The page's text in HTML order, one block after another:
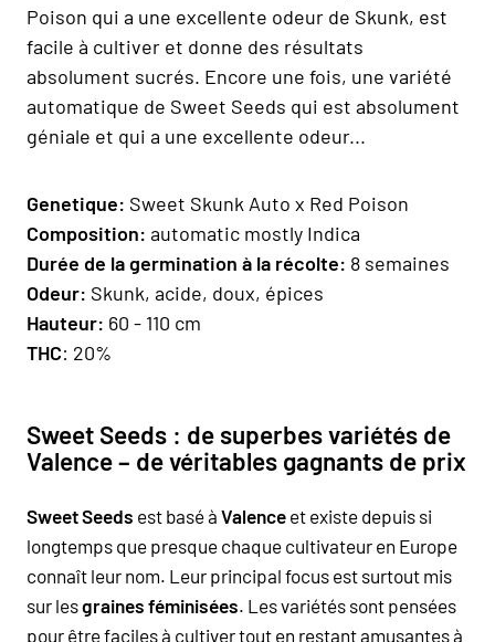
Poison qui a une excellente odeur de Skunk, est
facile à cultiver et donne des résultats
absolument sucrés. Encore une fois, une variété
automatique de Sweet Seeds qui est absolument
géniale et qui a une excellente odeur...
Genetique: Sweet Skunk Auto x Red Poison
Composition: automatic mostly Indica
Durée de la germination à la récolte: 8 semaines
Odeur: Skunk, acide, doux, épices
Hauteur: 60 - 110 cm
THC: 20%
Sweet Seeds : de superbes variétés de
Valence – de véritables gagnants de prix
Sweet Seeds est basé à Valence et existe depuis si
longtemps que presque chaque cultivateur en Europe
connaît leur nom. Leur principal focus est surtout mis
sur lesgraines féminisées. Les variétés sont pensées
pour être faciles à cultiver tout en restant amusantes à